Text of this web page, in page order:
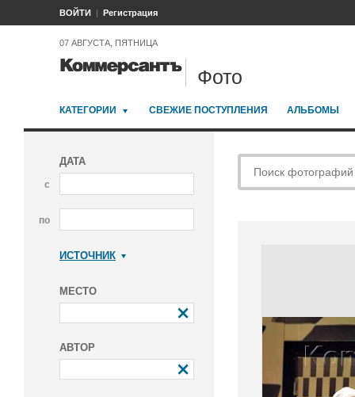
ВОЙТИ Регистрация
07 АВГУСТА, ПЯТНИЦА
Фото
КАТЕГОРИИ СВЕЖИЕ ПОСТУПЛЕНИЯ АЛЬБОМЫ
ДАТА
с
по
ИСТОЧНИК
МЕСТО
АВТОР